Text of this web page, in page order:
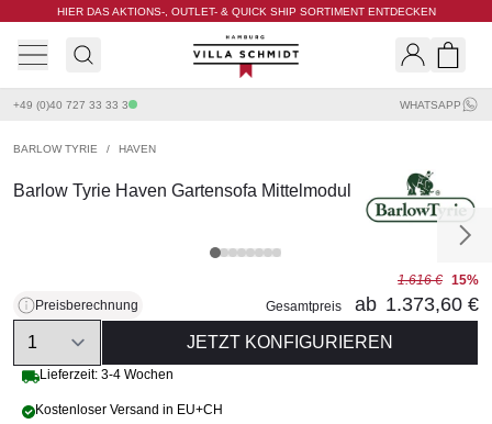
HIER DAS AKTIONS-, OUTLET- & QUICK SHIP SORTIMENT ENTDECKEN
Villa Schmidt
+49 (0)40 727 33 33 3 WHATSAPP
BARLOW TYRIE / HAVEN
Barlow Tyrie Haven Gartensofa Mittelmodul
Preisberechnung
1.616 € 15%
Gesamtpreis
ab 1.373,60 €
Quantity
JETZT KONFIGURIEREN
Lieferzeit: 3-4 Wochen
Kostenloser Versand in EU+CH